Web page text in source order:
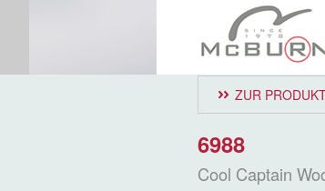
ZUR
6988
Cool Captain